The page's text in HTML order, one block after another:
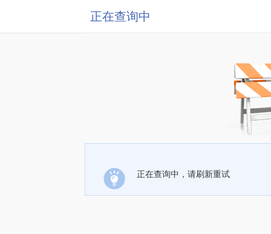
正在查询中
正在查询中，请刷新重试